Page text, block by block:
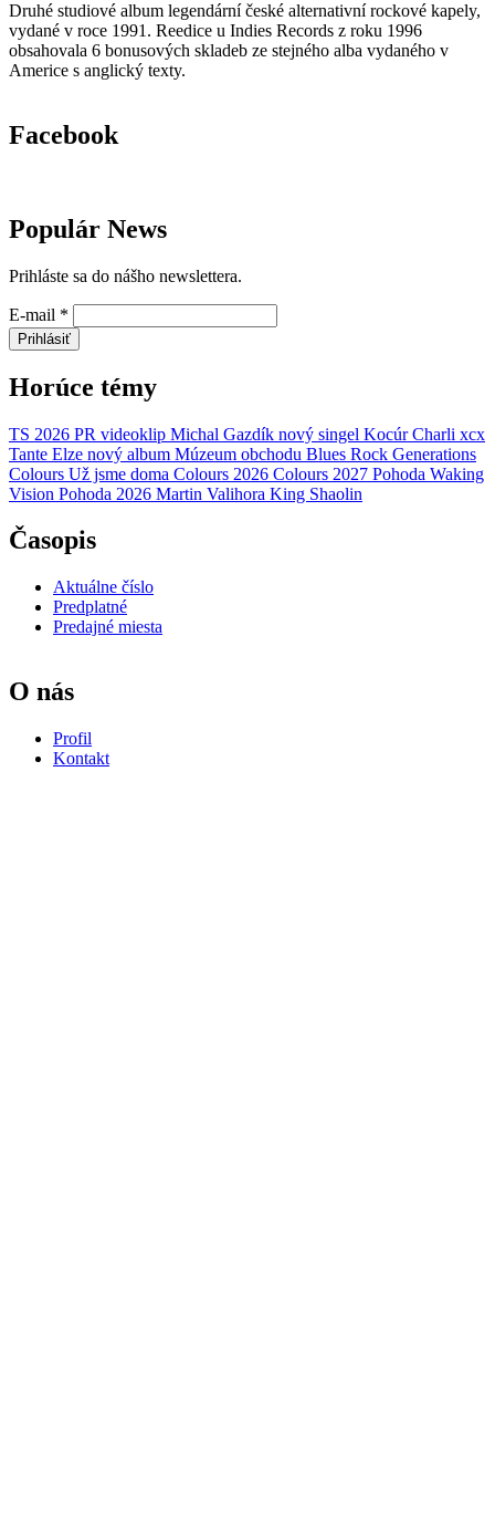
Druhé studiové album legendární české alternativní rockové kapely,
vydané v roce 1991. Reedice u Indies Records z roku 1996
obsahovala 6 bonusových skladeb ze stejného alba vydaného v
Americe s anglický texty.
Facebook
Populár News
Prihláste sa do nášho newslettera.
E-mail *
Prihlásiť
Horúce témy
TS 2026 PR videoklip Michal Gazdík nový singel Kocúr Charli xcx
Tante Elze nový album Múzeum obchodu Blues Rock Generations
Colours Už jsme doma Colours 2026 Colours 2027 Pohoda Waking
Vision Pohoda 2026 Martin Valihora King Shaolin
Časopis
Aktuálne číslo
Predplatné
Predajné miesta
O nás
Profil
Kontakt